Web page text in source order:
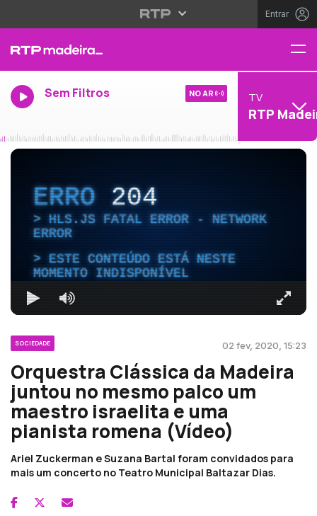
Entrar
Sem Filtros NO AR TV
RTP
ERRO204
HLS.JS FATAL ERROR - NETWORK
ERROR
ESTE CONTEÚDO ESTÁ NESTE
MOMENTO INDISPONÍVEL
SOCIEDADE 02 fev, 2020, 15:23
Orquestra Clássica da Madeira
juntou no mesmo palco um
maestro israelita e uma
pianista romena (Vídeo)
Ariel Zuckerman e Suzana Bartal foram convidados para
mais um concerto no Teatro Municipal Baltazar Dias.